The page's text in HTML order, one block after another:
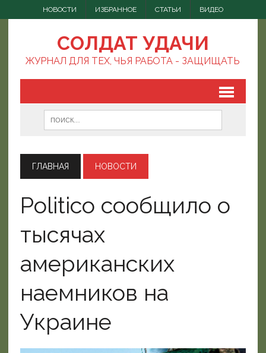
НОВОСТИ ИЗБРАННОЕ СТАТЬИ ВИДЕО
СОЛДАТ УДАЧИ
ЖУРНАЛ ДЛЯ ТЕХ, ЧЬЯ РАБОТА - ЗАЩИЩАТЬ
ГЛАВНАЯ НОВОСТИ
Politico сообщило о
тысячах
американских
наемников на
Украине